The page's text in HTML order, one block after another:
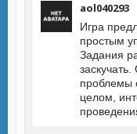
aol040293
Игра
простым
Задания
проблемы
целом,